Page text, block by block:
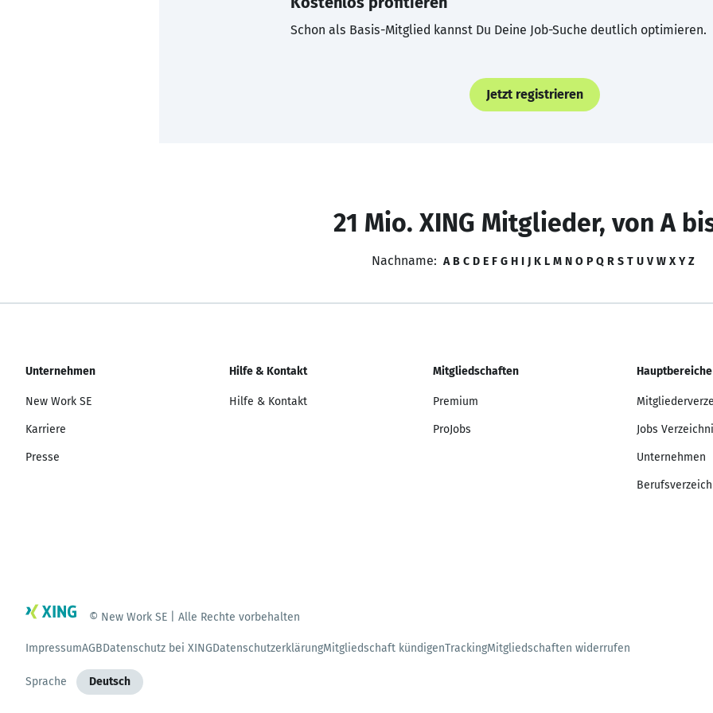
Schon als Basis-Mitglied kannst Du Deine Job-Suche deutlich optimieren.
Jetzt registrieren
21 Mio. XING Mitglieder, von A
Nachname: A B C D E F G H I J K L M N O P Q R S T U V W X Y Z
Unternehmen
New Work SE
Karriere
Presse
Hilfe & Kontakt
Hilfe & Kontakt
Mitgliedschaften
Premium
ProJobs
Hauptbereiche
Jobs
Unternehmen
© New Work SE | Alle Rechte vorbehalten
ImpressumAGBDatenschutz bei XINGDatenschutzerklärungMitgliedschaft kündigenTrackingMitgliedschaften widerrufen
Sprache Deutsch